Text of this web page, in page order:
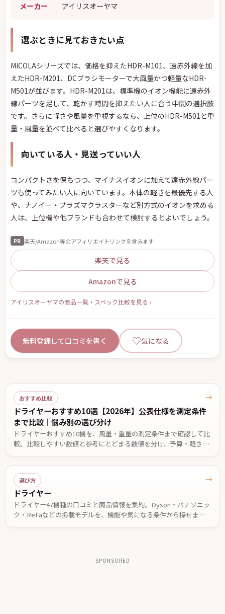
メーカー
アイリスオーヤマ
選ぶときに見ておきたい点
MiCOLAシリーズでは、価格を抑えたHDR-M101、遠赤外線を加
えたHDR-M201、DCブラシモーターで大風量かつ軽量なHDR-
M501が並びます。HDR-M201は、標準機のイオン機能に遠赤外
線パーツを足して、乾かす時間を抑えたい人に合う中間の選択肢
です。さらに軽さや風量を重視するなら、上位のHDR-M501と重
量・風量を並べて比べると選びやすくなります。
向いている人・見送っていい人
コンパクトさを保ちつつ、マイナスイオンに加えて遠赤外線パー
ツも使ってみたい人に向いています。本体の軽さを最優先する人
や、ナノイー・プラズマクラスターなど別方式のイオンを求める
人は、上位機や他ブランドも合わせて検討するとよいでしょう。
PR 楽天/Amazon等のアフィリエイトリンクを含みます
楽天で見る
Amazonで見る
アイリスオーヤマの商品一覧・スペック比較を見る ›
無料登録して口コミを書く ♡気になる
おすすめ比較
ドライヤーおすすめ10選【2026年】公表仕様を測定条件
まで比較｜悩み別の選び分け
ドライヤーおすすめ10機を、風量・重量の測定条件まで確認して比
較。比較しやすい数値と参考にとどまる数値を分け、予算・軽さ・
低温設定・温度自動制御など悩み別の候補と、2台で迷ったときの
決め手を公表仕様ベースでまとめました。価格は2026年7月29日確
認。
→
選び方
ドライヤー
ドライヤー47機種の口コミと商品情報を集約。Dyson・パナソニッ
ク・ReFaなどの掲載モデルを、機能や気になる条件から探せます。
投稿された口コミやメーカー公表情報を参考に、自分に合う一台を
→
SPONSORED